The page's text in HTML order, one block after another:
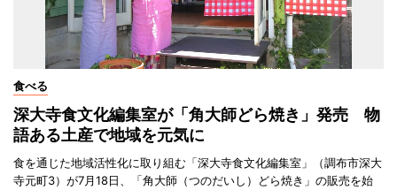
食べる
深大寺食文化編集室が「角大師どら焼き」発売 物
語ある土産で地域を元気に
食を通じた地域活性化に取り組む「深大寺食文化編集室」（調布市深大
寺元町3）が7月18日、「角大師（つのだいし）どら焼き」の販売を始